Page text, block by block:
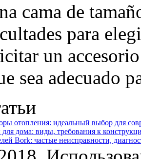
cama de
para
un
sea adecuado
отопления: идеальный выбор для
дома: виды, требования к
Bork: частые неисправности,